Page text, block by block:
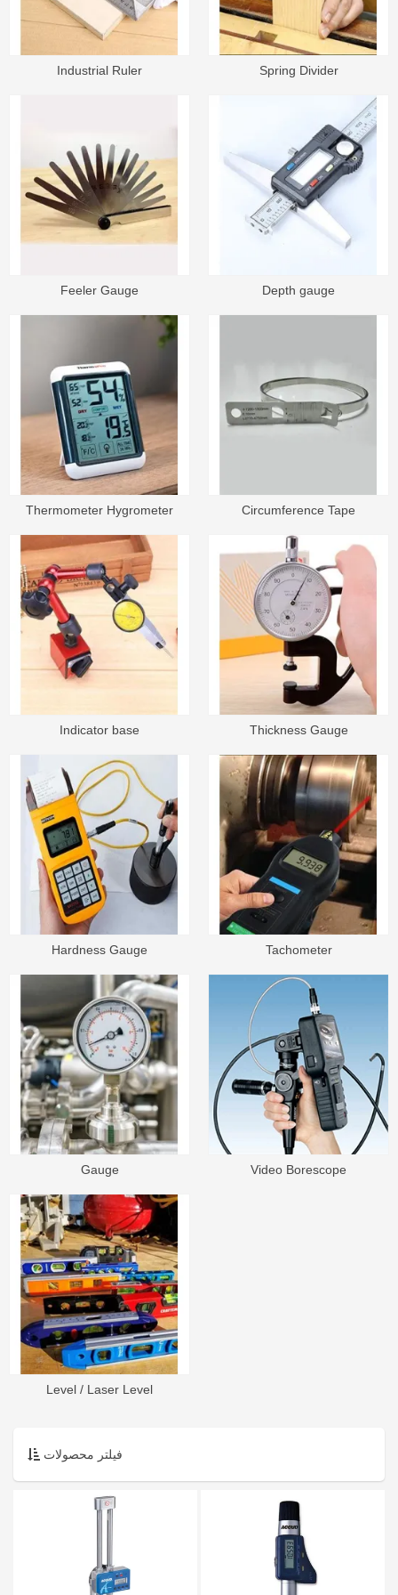
Industrial Ruler Spring Divider
Feeler Gauge Depth gauge
Thermometer Hygrometer Circumference Tape
Indicator base Thickness Gauge
Hardness Gauge Tachometer
Gauge Video Borescope
Level / Laser Level
فیلتر محصولات